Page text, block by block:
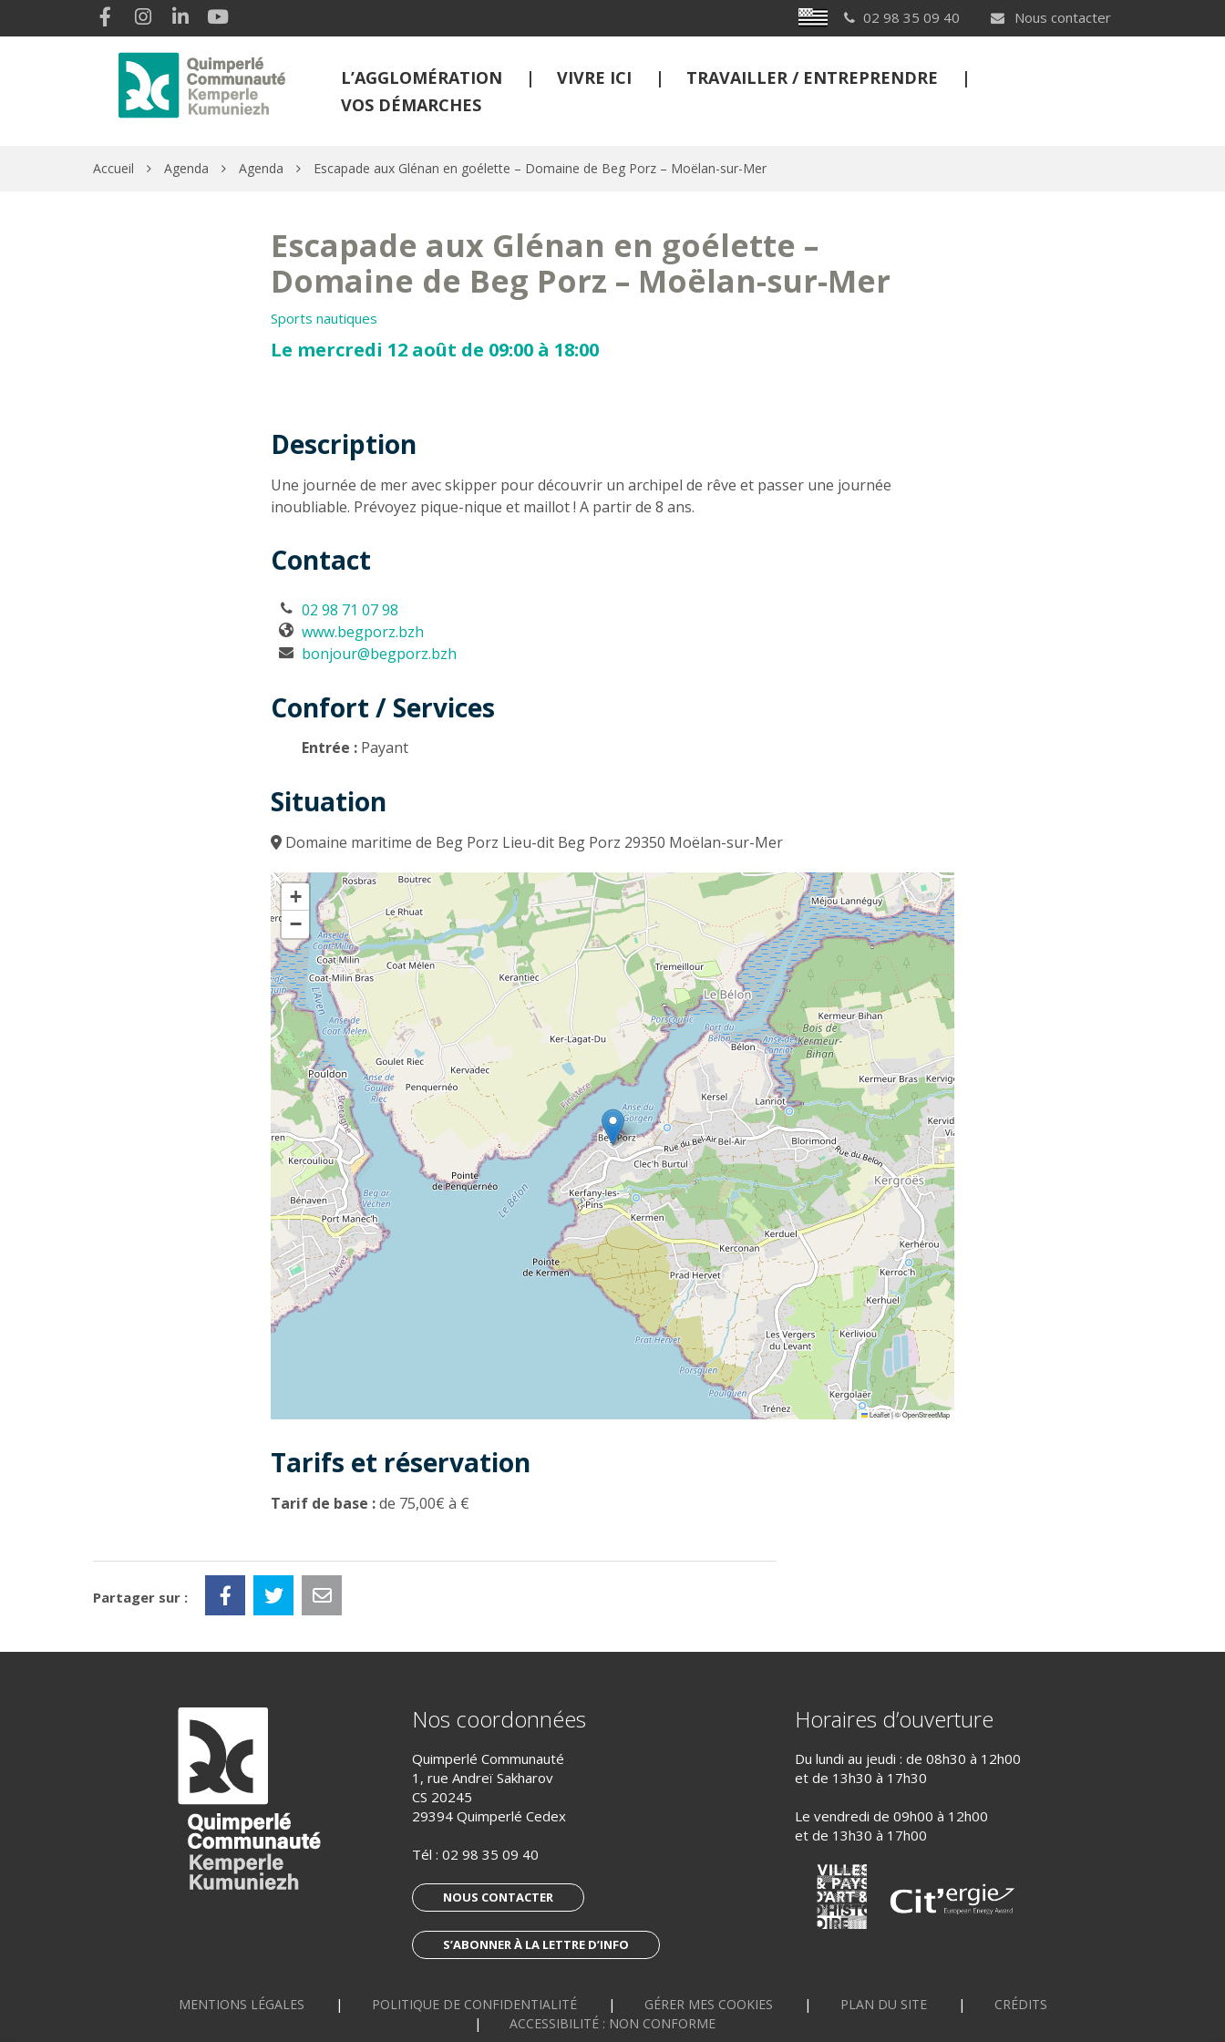
Gestion des traceurs Breton 02 98 35 09 40 Nous contacter
Lien vers le compte Facebook
Lien vers le compte Instagram
Lien vers le compte Linkedin
L’AGGLOMÉRATION VIVRE ICI
TRAVAILLER / ENTREPRENDRE
VOS DÉMARCHES
Accueil Agenda Agenda Escapade aux Glénan en goélette – Domaine de Beg Porz – Moëlan-sur-Mer
Escapade aux Glénan en goélette –
Domaine de Beg Porz – Moëlan-sur-Mer
Sports nautiques
Le mercredi 12 août de 09:00 à 18:00
Description
Description
Une journée de mer avec skipper pour découvrir un archipel de rêve et passer une journée
inoubliable. Prévoyez pique-nique et maillot ! A partir de 8 ans.
Contact
02 98 71 07 98
www.begporz.bzh
bonjour@begporz.bzh
Confort / Services
Entrée : Payant
Situation
Domaine maritime de Beg Porz Lieu-dit Beg Porz 29350 Moëlan-sur-Mer
+
−
Leaflet|©OpenStreetMap
Tarifs et réservation
Tarif de base :de 75,00€ à €
Partager sur :
Nos coordonnées
Quimperlé Communauté
1, rue Andreï Sakharov
CS 20245
29394 Quimperlé Cedex
Tél : 02 98 35 09 40
NOUS CONTACTER
S’ABONNER À LA LETTRE D’INFO
Horaires d’ouverture
Du lundi au jeudi : de 08h30 à 12h00
et de 13h30 à 17h30
Le vendredi de 09h00 à 12h00
et de 13h30 à 17h00
MENTIONS LÉGALES POLITIQUE DE CONFIDENTIALITÉ GÉRER MES COOKIES PLAN DU SITE
CRÉDITS
ACCESSIBILITÉ : NON CONFORME